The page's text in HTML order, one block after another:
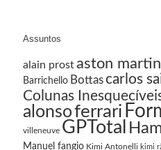
Assuntos
alain prostaston martin
Barrichello Bottas carlos
Colunas
alonsoferrari
villeneuve GPTotal
Manuel fangio Kimi Antonelli kimi